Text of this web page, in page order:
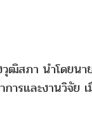
งวุฒิสภา นำโดย
ารและงานวิจัย